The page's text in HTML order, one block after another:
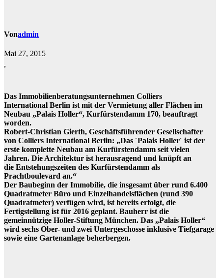
Vonadmin
Mai 27, 2015
Das Immobilienberatungsunternehmen Colliers
International Berlin ist mit der Vermietung aller Flächen im
Neubau „Palais Holler“, Kurfürstendamm 170, beauftragt
worden.
Robert-Christian Gierth, Geschäftsführender Gesellschafter
von Colliers International Berlin: „Das ´Palais Holler´ ist der
erste komplette Neubau am Kurfürstendamm seit vielen
Jahren. Die Architektur ist herausragend und knüpft an
die Entstehungszeiten des Kurfürstendamm als
Prachtboulevard an.“
Der Baubeginn der Immobilie, die insgesamt über rund 6.400
Quadratmeter Büro und Einzelhandelsflächen (rund 390
Quadratmeter) verfügen wird, ist bereits erfolgt, die
Fertigstellung ist für 2016 geplant. Bauherr ist die
gemeinnützige Holler-Stiftung München. Das „Palais Holler“
wird sechs Ober- und zwei Untergeschosse inklusive Tiefgarage
sowie eine Gartenanlage beherbergen.